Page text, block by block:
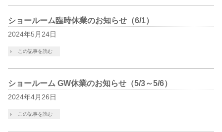
ショールーム臨時休業のお知らせ（6/1）
2024年5月24日
この記事を読む
ショールーム GW休業のお知らせ（5/3～5/6）
2024年4月26日
この記事を読む